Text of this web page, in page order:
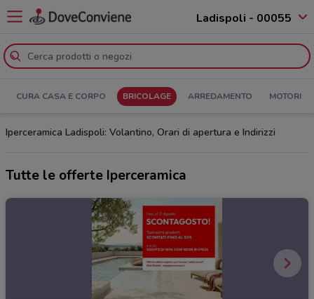
Ladispoli - 00055
CURA CASA E CORPO BRICOLAGE ARREDAMENTO MOTORI
Iperceramica Ladispoli: Volantino, Orari di apertura e Indirizzi
Tutte le offerte Iperceramica